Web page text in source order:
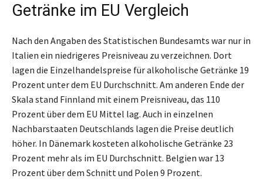
Getränke im EU Vergleich
Nach den Angaben des Statistischen Bundesamts war nur in
Italien ein niedrigeres Preisniveau zu verzeichnen. Dort
lagen die Einzelhandelspreise für alkoholische Getränke 19
Prozent unter dem EU Durchschnitt. Am anderen Ende der
Skala stand Finnland mit einem Preisniveau, das 110
Prozent über dem EU Mittel lag. Auch in einzelnen
Nachbarstaaten Deutschlands lagen die Preise deutlich
höher. In Dänemark kosteten alkoholische Getränke 23
Prozent mehr als im EU Durchschnitt. Belgien war 13
Prozent über dem Schnitt und Polen 9 Prozent.